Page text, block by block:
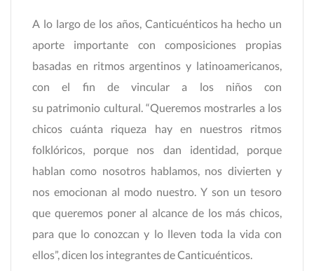
A lo largo de los años, Canticuénticos ha hecho un
aporte importante con composiciones propias
basadas en ritmos argentinos y latinoamericanos,
con el fin de vincular a los niños con
su patrimonio cultural. “Queremos mostrarles a los
chicos cuánta riqueza hay en nuestros ritmos
folklóricos, porque nos dan identidad, porque
hablan como nosotros hablamos, nos divierten y
nos emocionan al modo nuestro. Y son un tesoro
que queremos poner al alcance de los más chicos,
para que lo conozcan y lo lleven toda la vida con
ellos”, dicen los integrantes de Canticuénticos.